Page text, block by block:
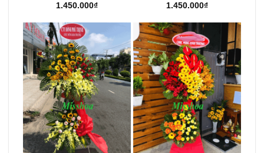
1.450.000₫
1.450.000₫